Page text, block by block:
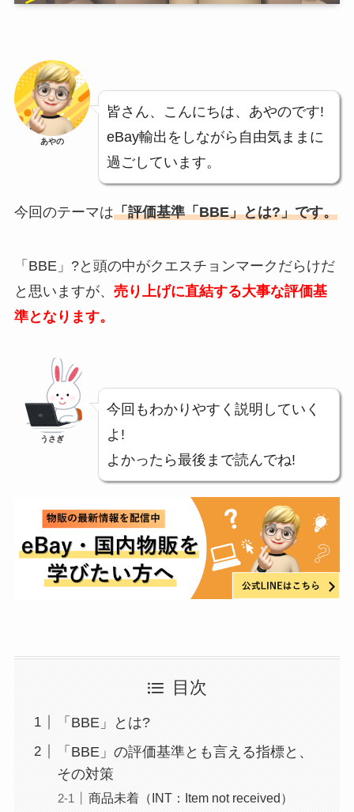
あやの
皆さん、こんにちは、あやのです!
eBay輸出をしながら自由気ままに
過ごしています。
今回のテーマは「評価基準「BBE」とは?」です。
「BBE」?と頭の中がクエスチョンマークだらけだ
と思いますが、 売り上げに直結する大事な評価基
準となります。
うさぎ
今回もわかりやすく説明していく
よ!
よかったら最後まで読んでね!
目次
「BBE」とは?
「BBE」の評価基準とも言える指標と、
その対策
商品未着（INT：Item not received）